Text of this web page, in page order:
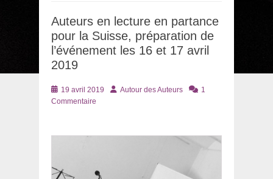
Auteurs en lecture en partance
pour la Suisse, préparation de
l’événement les 16 et 17 avril
2019
Posté
le
19 avril 2019 AuteurAutour des Auteurs
1
Commentaire